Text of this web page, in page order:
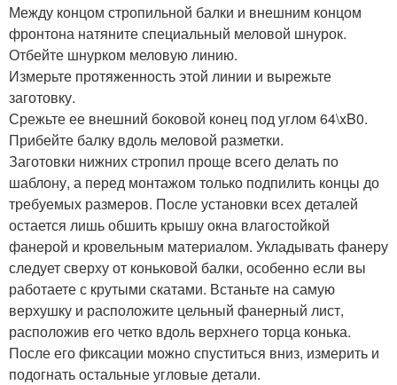
Между концом стропильной балки и внешним концом
фронтона натяните специальный меловой шнурок.
Отбейте шнурком меловую линию.
Измерьте протяженность этой линии и вырежьте
заготовку.
Срежьте ее внешний боковой конец под углом 64\xB0.
Прибейте балку вдоль меловой разметки.
Заготовки нижних стропил проще всего делать по
шаблону, а перед монтажом только подпилить концы до
требуемых размеров. После установки всех деталей
остается лишь обшить крышу окна влагостойкой
фанерой и кровельным материалом. Укладывать фанеру
следует сверху от коньковой балки, особенно если вы
работаете с крутыми скатами. Встаньте на самую
верхушку и расположите цельный фанерный лист,
расположив его четко вдоль верхнего торца конька.
После его фиксации можно спуститься вниз, измерить и
подогнать остальные угловые детали.